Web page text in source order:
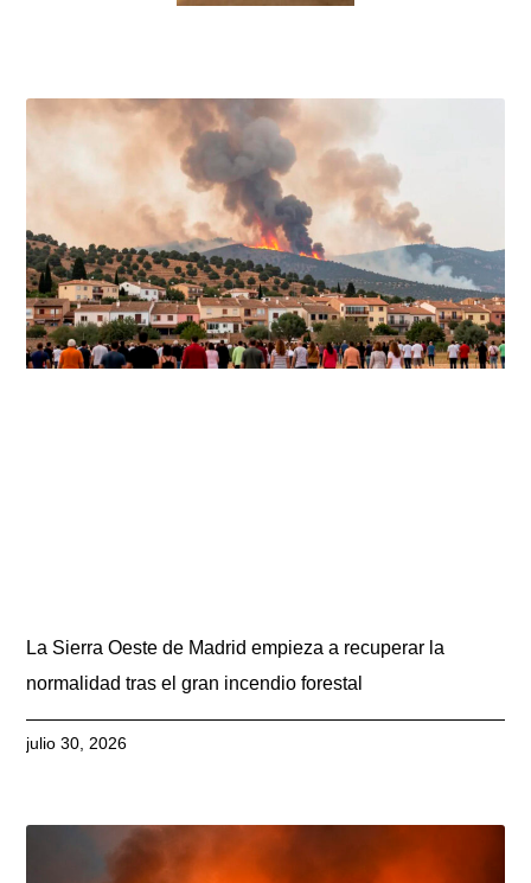
La Sierra Oeste de Madrid empieza a recuperar la
normalidad tras el gran incendio forestal
julio 30, 2026